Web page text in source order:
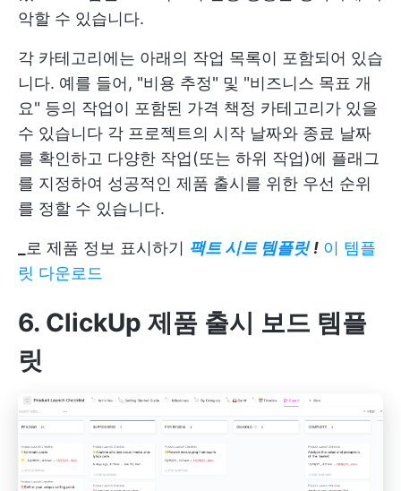
악할 수 있습니다.
각 카테고리에는 아래의 작업 목록이 포함되어 있습
니다. 예를 들어, "비용 추정" 및 "비즈니스 목표 개
요" 등의 작업이 포함된 가격 책정 카테고리가 있을
수 있습니다 각 프로젝트의 시작 날짜와 종료 날짜
를 확인하고 다양한 작업(또는 하위 작업)에 플래그
를 지정하여 성공적인 제품 출시를 위한 우선 순위
를 정할 수 있습니다.
로 제품 정보 표시하기 팩트 시트 템플릿 ! 이 템플
릿 다운로드
6. ClickUp 제품 출시 보드 템플
릿